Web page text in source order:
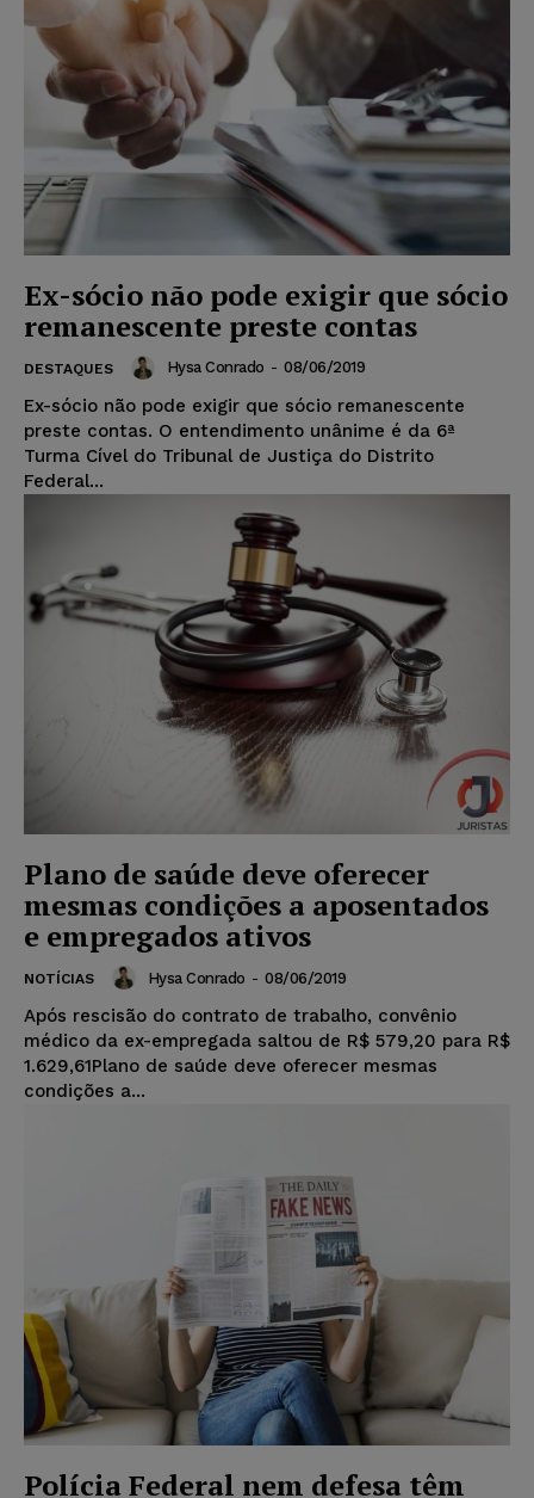
Ex-sócio não pode exigir que sócio
remanescente preste contas
DESTAQUES Hysa Conrado - 08/06/2019
Ex-sócio não pode exigir que sócio remanescente
preste contas. O entendimento unânime é da 6ª
Turma Cível do Tribunal de Justiça do Distrito
Federal...
Plano de saúde deve oferecer
mesmas condições a aposentados
e empregados ativos
NOTÍCIAS Hysa Conrado - 08/06/2019
Após rescisão do contrato de trabalho, convênio
médico da ex-empregada saltou de R$ 579,20 para R$
1.629,61Plano de saúde deve oferecer mesmas
condições a...
Polícia Federal nem defesa têm